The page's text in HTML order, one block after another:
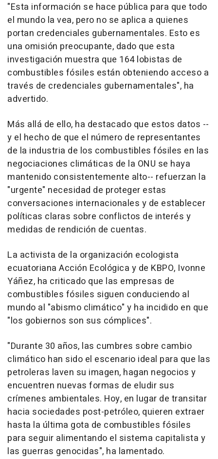
"Esta información se hace pública para que todo
el mundo la vea, pero no se aplica a quienes
portan credenciales gubernamentales. Esto es
una omisión preocupante, dado que esta
investigación muestra que 164 lobistas de
combustibles fósiles están obteniendo acceso a
través de credenciales gubernamentales", ha
advertido.
Más allá de ello, ha destacado que estos datos --
y el hecho de que el número de representantes
de la industria de los combustibles fósiles en las
negociaciones climáticas de la ONU se haya
mantenido consistentemente alto-- refuerzan la
"urgente" necesidad de proteger estas
conversaciones internacionales y de establecer
políticas claras sobre conflictos de interés y
medidas de rendición de cuentas.
La activista de la organización ecologista
ecuatoriana Acción Ecológica y de KBPO, Ivonne
Yáñez, ha criticado que las empresas de
combustibles fósiles siguen conduciendo al
mundo al "abismo climático" y ha incidido en que
"los gobiernos son sus cómplices".
"Durante 30 años, las cumbres sobre cambio
climático han sido el escenario ideal para que las
petroleras laven su imagen, hagan negocios y
encuentren nuevas formas de eludir sus
crímenes ambientales. Hoy, en lugar de transitar
hacia sociedades post-petróleo, quieren extraer
hasta la última gota de combustibles fósiles
para seguir alimentando el sistema capitalista y
las guerras genocidas", ha lamentado.